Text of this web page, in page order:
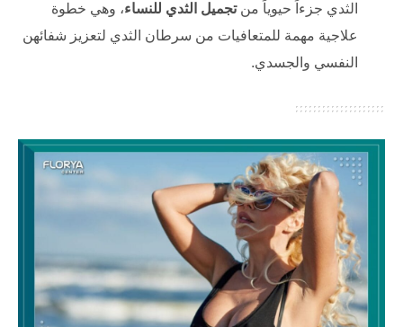
الثدي جزءاً حيوياً منتجميل الثدي ‏للنساء، وهي خطوة
علاجية مهمة للمتعافيات من سرطان الثدي لتعزيز شفائهن
النفسي والجسدي.